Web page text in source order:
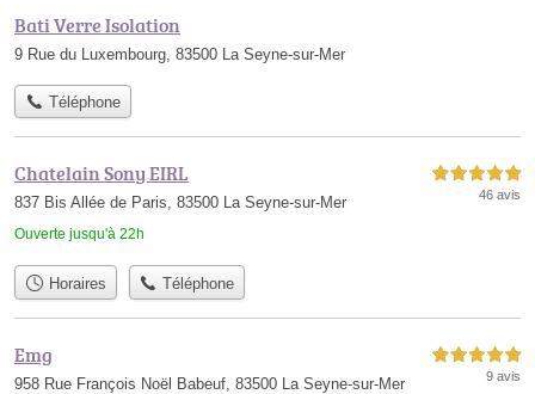
Bati Verre Isolation
9 Rue du Luxembourg, 83500 La Seyne-sur-Mer
Téléphone
Chatelain Sony EIRL
837 Bis Allée de Paris, 83500 La Seyne-sur-Mer
Ouverte jusqu'à 22h
5,0 étoiles sur 5
46 avis
Horaires Téléphone
Emg
958 Rue François Noël Babeuf, 83500 La Seyne-sur-Mer
5,0 étoiles sur 5
9 avis